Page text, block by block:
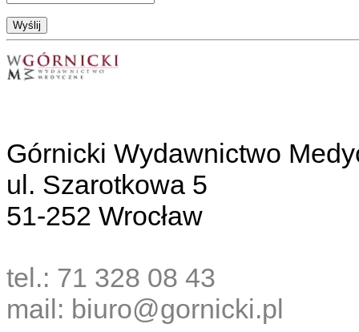
Górnicki Wydawnictwo
ul. Szarotkowa 5
51-252 Wrocław
tel.: 71 328 08 43
mail: biuro@gornicki.pl